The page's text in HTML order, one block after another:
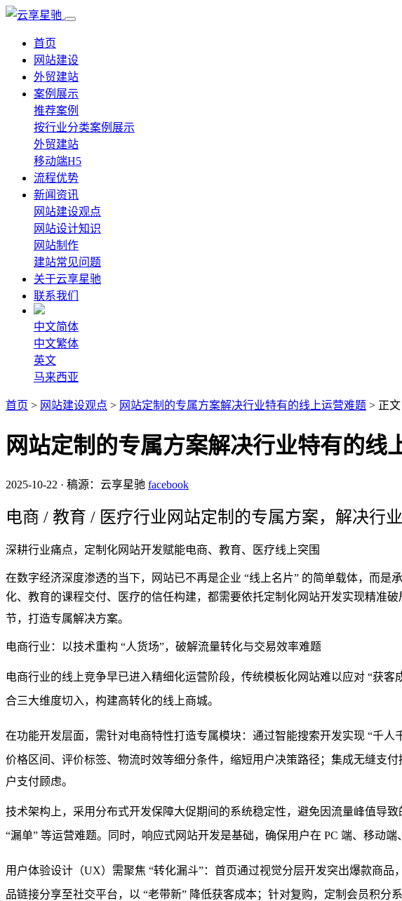
首页
网站建设
外贸建站
案例展示
推荐案例
按行业分类案例展示
外贸建站
移动端H5
流程优势
新闻资讯
网站建设观点
网站设计知识
网站制作
建站常见问题
关于云享星驰
联系我们
中文简体
中文繁体
英文
马来西亚
首页 > 网站建设观点 > 网站定制的专属方案解决行业特有的线上运营难题 > 正文
网站定制的专属方案解决行业特有的线
2025-10-22 · 稿源：云享星驰 facebook
电商 / 教育 / 医疗行业网站定制的专属方案，解决行
深耕行业痛点，定制化网站开发赋能电商、教育、医疗线上突围
在数字经济深度渗透的当下，网站已不再是企业 “线上名片” 的简单载体，而
化、教育的课程交付、医疗的信任构建，都需要依托定制化网站开发实现精准破
节，打造专属解决方案。
电商行业：以技术重构 “人货场”，破解流量转化与交易效率难题
电商行业的线上竞争早已进入精细化运营阶段，传统模板化网站难以应对 “获
合三大维度切入，构建高转化的线上商城。
在功能开发层面，需针对电商特性打造专属模块：通过智能搜索开发实现 “千人
价格区间、评价标签、物流时效等细分条件，缩短用户决策路径；集成无缝支付
户支付顾虑。
技术架构上，采用 分布式开发保障大促期间的系统稳定性，避免因流量峰值导致
“漏单” 等运营难题。同时，
响应式网站开发是基础，确保用户在 PC 端、移动
用户体验设计（UX）需聚焦 “转化漏斗”：首页通过视觉分层开发突出爆款商品
品链接分享至社交平台，以 “老带新” 降低获客成本；针对复购，定制 会员积分